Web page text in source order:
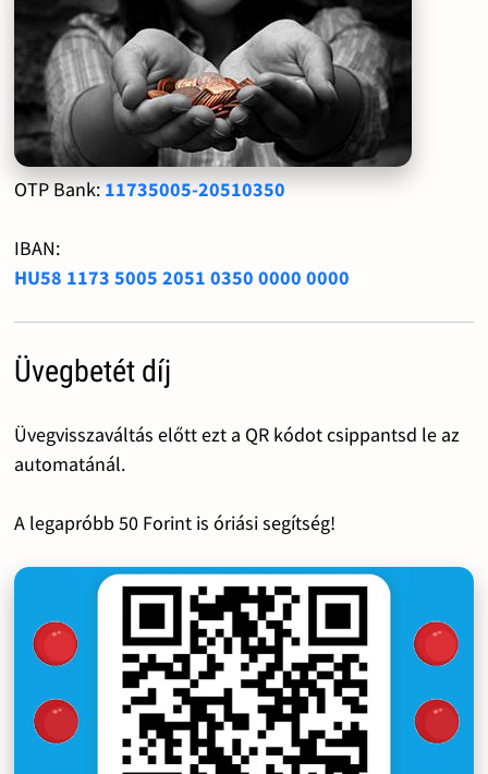
OTP Bank: 11735005-20510350
IBAN:
HU58 1173 5005 2051 0350 0000 0000
Üvegbetét díj
Üvegvisszaváltás előtt ezt a QR kódot csippantsd le az
automatánál.
A legapróbb 50 Forint is óriási segítség!